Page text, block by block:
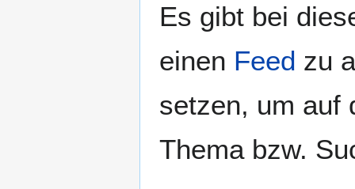
Es gibt bei
einen Feed zu
setzen, um auf
Thema bzw.